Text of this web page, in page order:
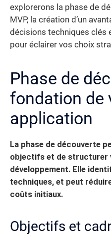
explorerons la phase de
MVP, la création d’un
décisions techniques clés
pour éclairer vos choix
Phase de
fondation de
application
La phase de découverte
objectifs et de structurer
développement. Elle
techniques, et peut
coûts initiaux.
Objectifs et